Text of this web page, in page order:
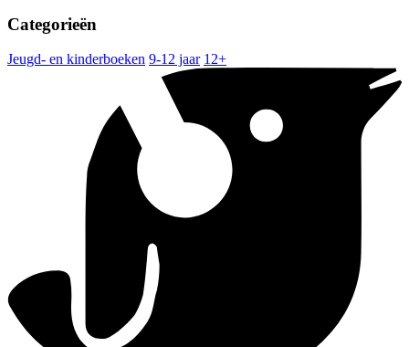
Categorieën
Jeugd- en kinderboeken 9-12 jaar 12+